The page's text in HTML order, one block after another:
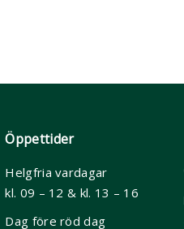
Öppettider
Helgfria vardagar
kl. 09 – 12 & kl. 13 – 16
Dag före röd dag